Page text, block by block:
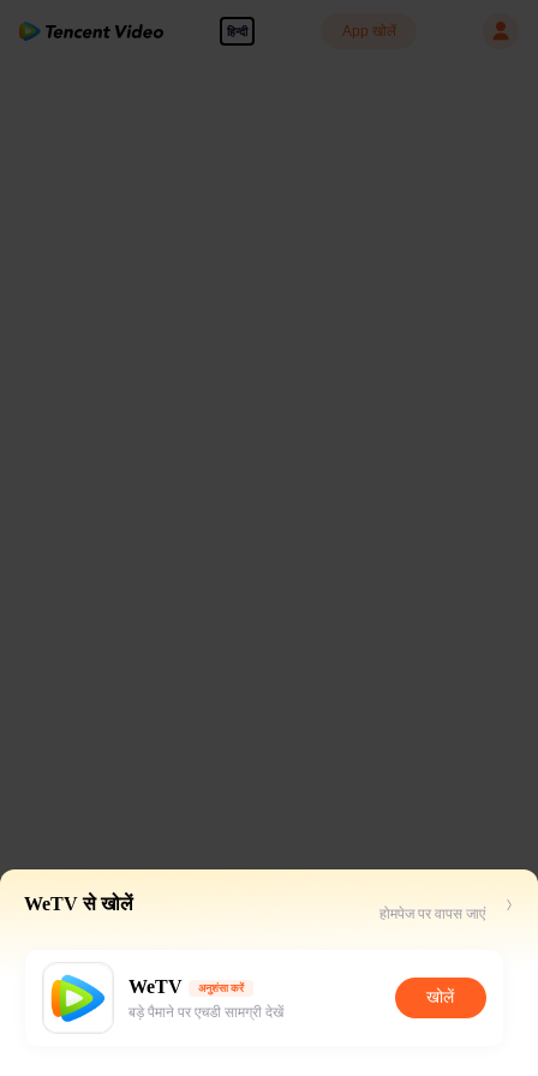
हिन्दी App खोलें
WeTV से खोलें होमपेज पर वापस जाएं
WeTV अनुशंसा करें
बड़े पैमाने पर एचडी सामग्री देखें
खोलें